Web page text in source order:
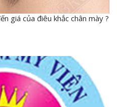
giá của điêu khắc chân mày ?